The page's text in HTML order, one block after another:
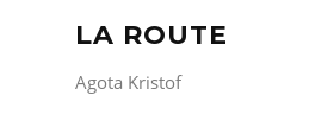
LA ROUTE
Agota Kristof